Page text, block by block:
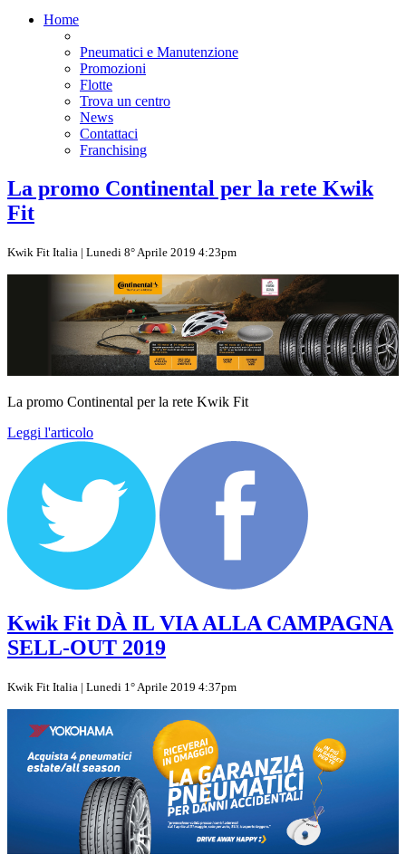
Home
Pneumatici e Manutenzione
Promozioni
Flotte
Trova un centro
News
Contattaci
Franchising
La promo Continental per la rete Kwik
Fit
Kwik Fit Italia | Lunedi 8° Aprile 2019 4:23pm
La promo Continental per la rete Kwik Fit
Leggi l'articolo
Kwik Fit DÀ IL VIA ALLA CAMPAGNA
SELL-OUT 2019
Kwik Fit Italia | Lunedi 1° Aprile 2019 4:37pm